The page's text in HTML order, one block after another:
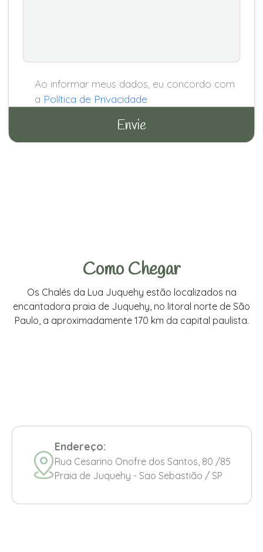
Ao informar meus dados, eu concordo com
a Política de Privacidade
Como Chegar
Os Chalés da Lua Juquehy estão localizados na
encantadora praia de Juquehy, no litoral norte de São
Paulo, a aproximadamente 170 km da capital paulista.
Endereço:
Rua Cesarino Onofre dos Santos, 80 /85
Praia de Juquehy - Sao Sebastião / SP